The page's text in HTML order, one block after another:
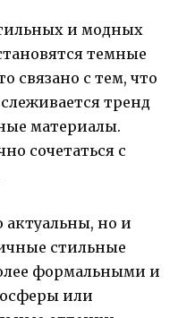
и модных
темные
связано с тем, что
тренд
материалы.
сочетаться с
но и
стильные
формальными и
или